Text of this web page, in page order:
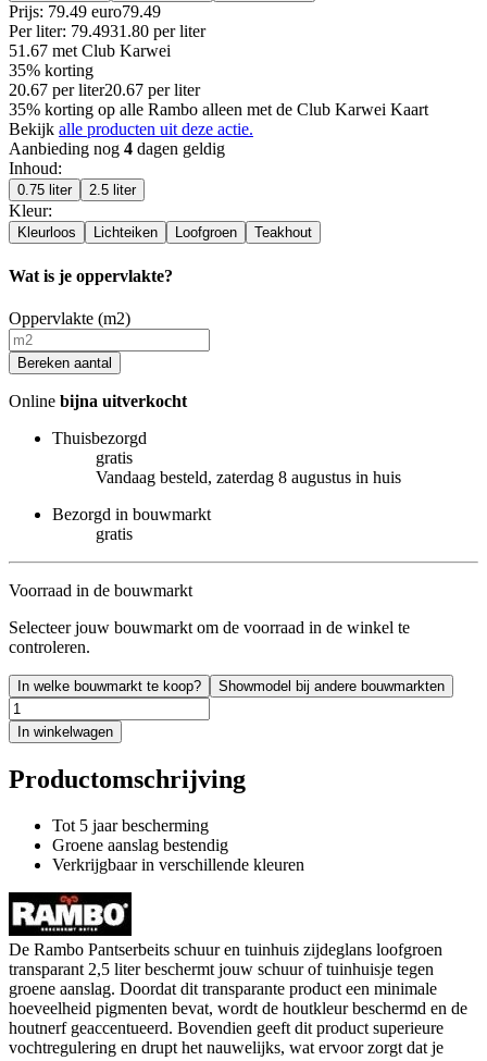
Prijs: 79.49 euro79.49
Per liter: 79.4931.80 per liter
51.67 met Club Karwei
35% korting
20.67 per liter20.67 per liter
35% korting op alle Rambo alleen met de Club Karwei Kaart
Bekijk alle producten uit deze actie.
Aanbieding nog 4 dagen geldig
Inhoud:
0.75 liter 2.5 liter
Kleur:
Kleurloos Lichteiken Loofgroen Teakhout
Wat is je oppervlakte?
Oppervlakte (m2)
Bereken aantal
Online bijna uitverkocht
Thuisbezorgd
gratis
Vandaag besteld, zaterdag 8 augustus in huis
Bezorgd in bouwmarkt
gratis
Voorraad in de bouwmarkt
Selecteer jouw bouwmarkt om de voorraad in de winkel te
controleren.
In welke bouwmarkt te koop? Showmodel bij andere bouwmarkten
In winkelwagen
Productomschrijving
Tot 5 jaar bescherming
Groene aanslag bestendig
Verkrijgbaar in verschillende kleuren
De Rambo Pantserbeits schuur en tuinhuis zijdeglans loofgroen
transparant 2,5 liter beschermt jouw schuur of tuinhuisje tegen
groene aanslag. Doordat dit transparante product een minimale
hoeveelheid pigmenten bevat, wordt de houtkleur beschermd en de
houtnerf geaccentueerd. Bovendien geeft dit product superieure
vochtregulering en drupt het nauwelijks, wat ervoor zorgt dat je